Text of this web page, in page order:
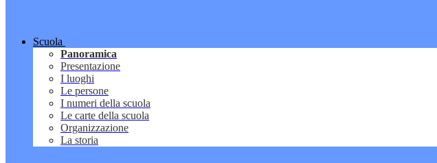
Scuola
Panoramica
Presentazione
I luoghi
Le persone
I numeri della scuola
Le carte della scuola
Organizzazione
La storia